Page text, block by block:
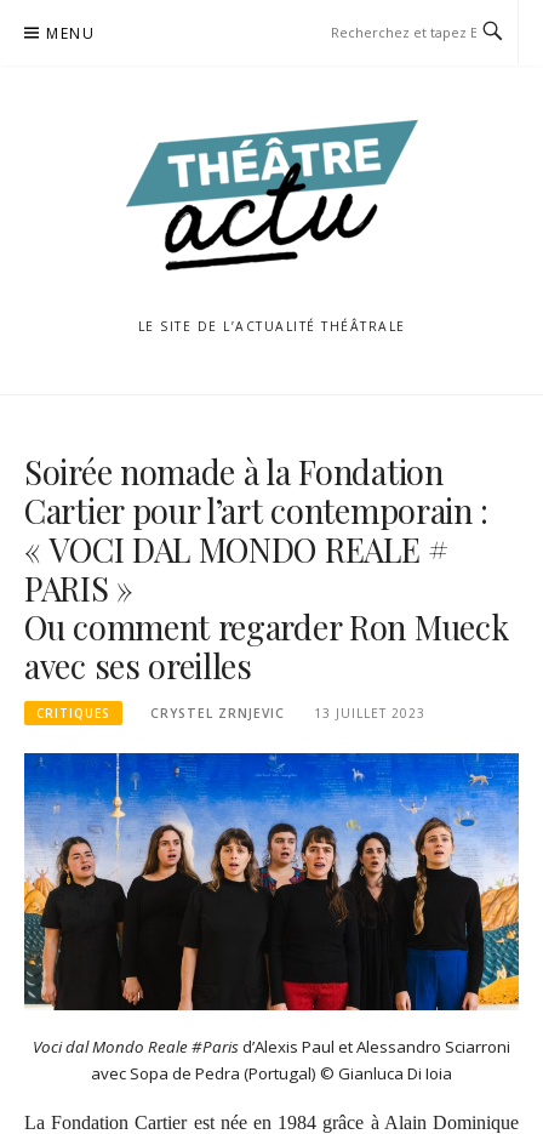
MENU
LE SITE DE L’ACTUALITÉ THÉÂTRALE
Soirée nomade à la Fondation
Cartier pour l’art contemporain :
« VOCI DAL MONDO REALE #
PARIS »
Ou comment regarder Ron Mueck
avec ses oreilles
CRITIQUES CRYSTEL ZRNJEVIC 13 JUILLET 2023
Voci dal Mondo Reale #Parisd’Alexis Paul et Alessandro Sciarroni
avec Sopa de Pedra (Portugal) © Gianluca Di Ioia
La Fondation Cartier est née en 1984 grâce à Alain Dominique